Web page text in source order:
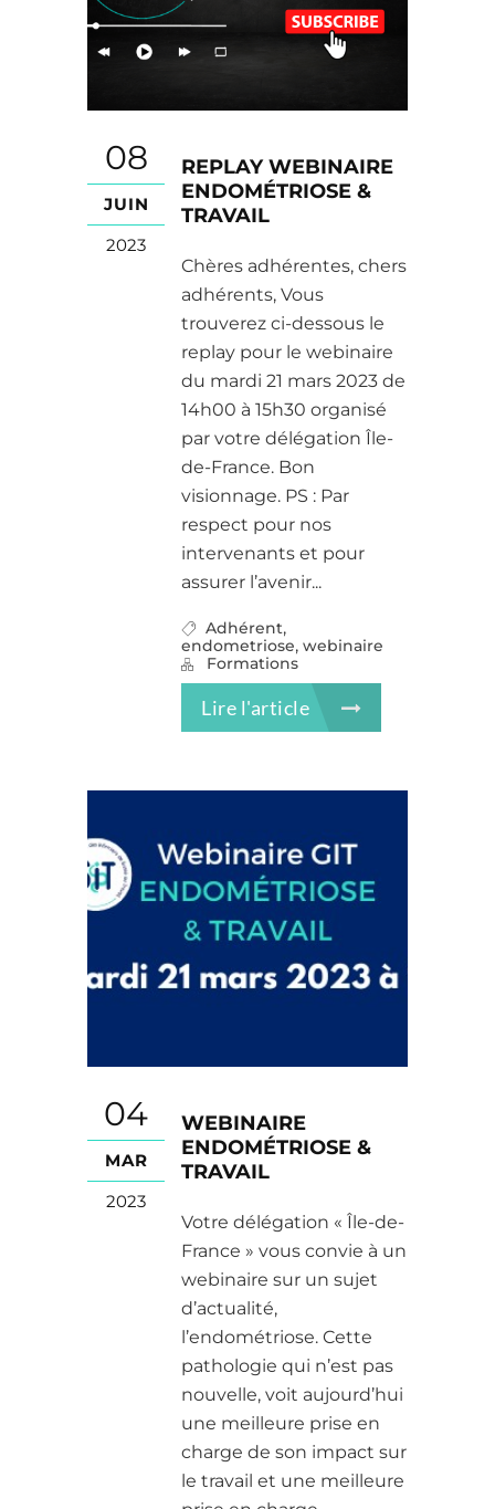
08
JUIN
2023
REPLAY WEBINAIRE
ENDOMÉTRIOSE &
TRAVAIL
Chères adhérentes, chers
adhérents, Vous
trouverez ci-dessous le
replay pour le webinaire
du mardi 21 mars 2023 de
14h00 à 15h30 organisé
par votre délégation Île-
de-France. Bon
visionnage. PS : Par
respect pour nos
intervenants et pour
assurer l’avenir...
Adhérent,
endometriose, webinaire
Formations
Lire l'article
04
MAR
2023
WEBINAIRE
ENDOMÉTRIOSE &
TRAVAIL
Votre délégation « Île-de-
France » vous convie à un
webinaire sur un sujet
d’actualité,
l’endométriose. Cette
pathologie qui n’est pas
nouvelle, voit aujourd’hui
une meilleure prise en
charge de son impact sur
le travail et une meilleure